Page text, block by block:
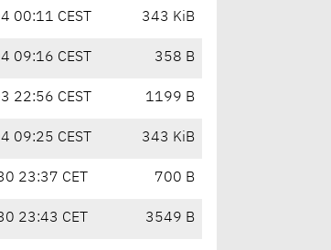
00:11 CEST 343 KiB
09:16 CEST 358 B
22:56 CEST 1199 B
09:25 CEST 343 KiB
23:37 CET 700 B
23:43 CET 3549 B